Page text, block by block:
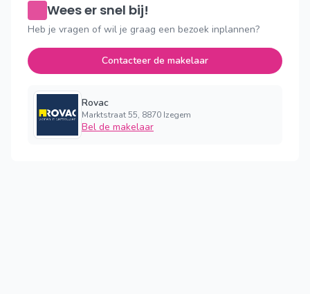
Wees er snel bij!
Heb je vragen of wil je graag een bezoek inplannen?
Contacteer de makelaar
Rovac
Marktstraat 55, 8870 Izegem
Bel de makelaar